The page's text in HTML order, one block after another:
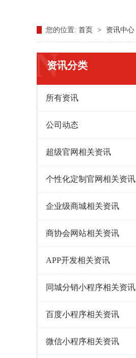
您的位置: 首页 > 资讯中心
资讯分类
N
所有资讯
公司动态
超级官网相关资讯
个性化定制官网相关资讯
企业级商城相关资讯
商协会网站相关资讯
APP开发相关资讯
同城分销小程序相关资讯
百度小程序相关资讯
微信小程序相关资讯